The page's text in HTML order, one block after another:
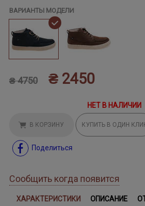
ВАРИАНТЫ МОДЕЛИ
₴ 4750 ₴ 2450
НЕТ В НАЛИЧИИ
В КОРЗИНУ КУПИТЬ В ОДИН
Поделиться
Сообщить когда появится
ХАРАКТЕРИСТИКИ ОПИСАНИЕ